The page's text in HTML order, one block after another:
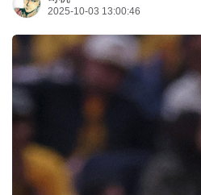
2025-10-03 13:00:46